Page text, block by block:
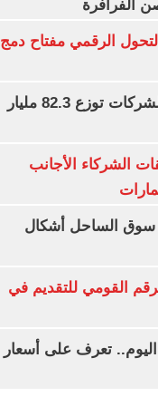
الفرافرة
الرقمي مفتاح دمج
طوفان أرباح بالبورصة.. الشركات توزع 82.3 مليار
الشركاء الأجانب
سوق الساحل أشكال
القومي للتقديم في
تعرف على أسعار